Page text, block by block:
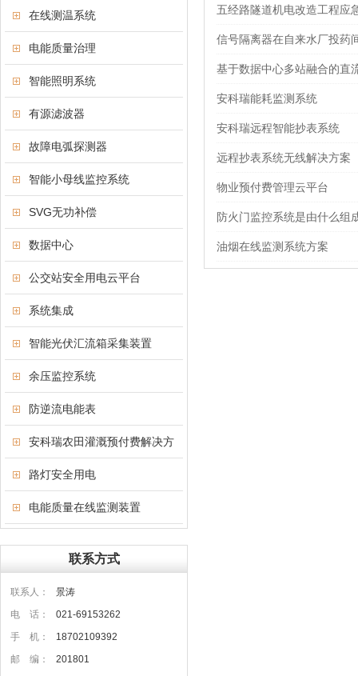
在线测温系统
电能质量治理
智能照明系统
有源滤波器
故障电弧探测器
智能小母线监控系统
SVG无功补偿
数据中心
公交站安全用电云平台
系统集成
智能光伏汇流箱采集装置
余压监控系统
防逆流电能表
安科瑞农田灌溉预付费解决方
案
路灯安全用电
电能质量在线监测装置
联系方式
联系人：
景涛
电 话：
021-69153262
手 机：
18702109392
邮 编：
201801
五经路隧道机电改造工程应
信号隔离器在自来水厂投药
基于数据中心多站融合的直
安科瑞能耗监测系统
安科瑞远程智能抄表系统
远程抄表系统无线解决方案
物业预付费管理云平台
防火门监控系统是由什么组
油烟在线监测系统方案